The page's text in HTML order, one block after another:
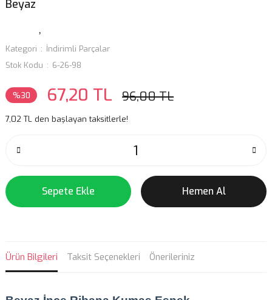
Beyaz
Kategori
İndirimli Parçalar
Stok Kodu
6-26-98
%30 67,20 TL 96,00 TL
7,02 TL den başlayan taksitlerle!
Sepete Ekle Hemen Al
Ürün Bilgileri Taksit Seçenekleri Önerileriniz